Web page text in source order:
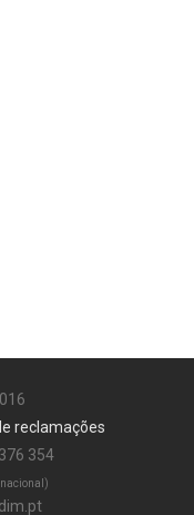
reclamações
354